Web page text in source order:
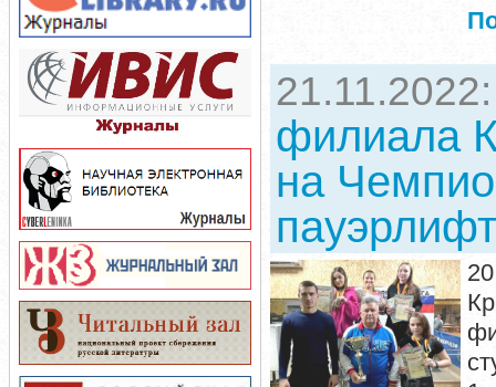
филиала
на